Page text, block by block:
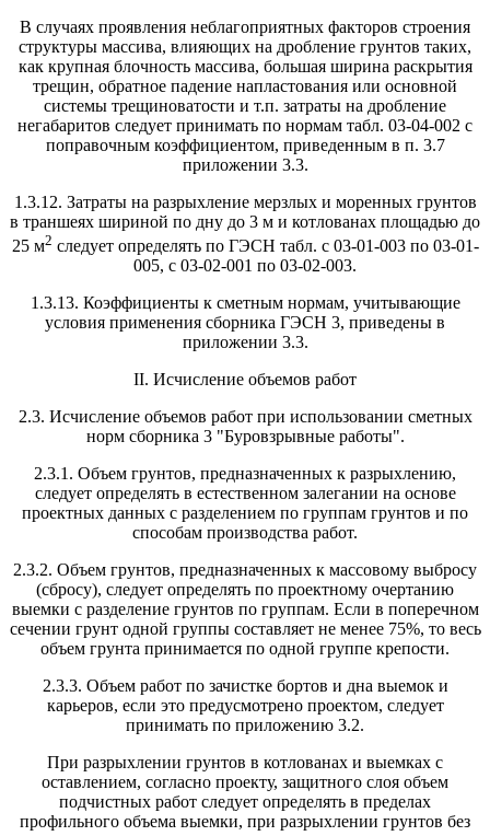
В случаях проявления неблагоприятных факторов строения
структуры массива, влияющих на дробление грунтов таких,
как крупная блочность массива, большая ширина раскрытия
трещин, обратное падение напластования или основной
системы трещиноватости и т.п. затраты на дробление
негабаритов следует принимать по нормам табл. 03-04-002 с
поправочным коэффициентом, приведенным в п. 3.7
приложении 3.3.
1.3.12. Затраты на разрыхление мерзлых и моренных грунтов
в траншеях шириной по дну до 3 м и котлованах площадью до
25 м2 следует определять по ГЭСН табл. с 03-01-003 по 03-01-
005, с 03-02-001 по 03-02-003.
1.3.13. Коэффициенты к сметным нормам, учитывающие
условия применения сборника ГЭСН 3, приведены в
приложении 3.3.
II. Исчисление объемов работ
2.3. Исчисление объемов работ при использовании сметных
норм сборника 3 "Буровзрывные работы".
2.3.1. Объем грунтов, предназначенных к разрыхлению,
следует определять в естественном залегании на основе
проектных данных с разделением по группам грунтов и по
способам производства работ.
2.3.2. Объем грунтов, предназначенных к массовому выбросу
(сбросу), следует определять по проектному очертанию
выемки с разделение грунтов по группам. Если в поперечном
сечении грунт одной группы составляет не менее 75%, то весь
объем грунта принимается по одной группе крепости.
2.3.3. Объем работ по зачистке бортов и дна выемок и
карьеров, если это предусмотрено проектом, следует
принимать по приложению 3.2.
При разрыхлении грунтов в котлованах и выемках с
оставлением, согласно проекту, защитного слоя объем
подчистных работ следует определять в пределах
профильного объема выемки, при разрыхлении грунтов без